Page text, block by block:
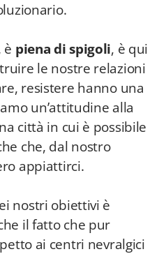
è piena di spigoli, è qui
le nostre relazioni
resistere hanno una
un’attitudine alla
città in cui è possibile
che, dal nostro
appiattirci.
nostri obiettivi è
il fatto che pur
ai centri nevralgici